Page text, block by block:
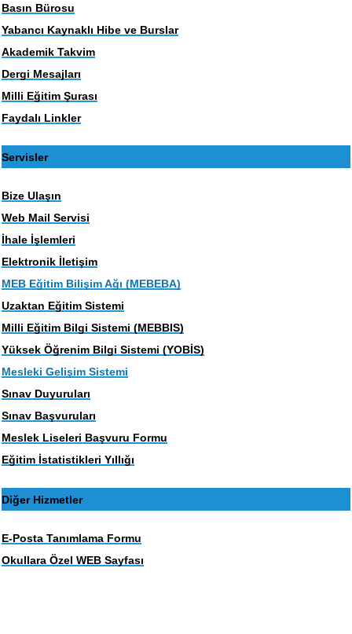
Basın Bürosu
Yabancı Kaynaklı Hibe ve Burslar
Akademik Takvim
Dergi Mesajları
Milli Eğitim Şurası
Faydalı Linkler
Servisler
Bize Ulaşın
Web Mail Servisi
İhale İşlemleri
Elektronik İletişim
MEB Eğitim Bilişim Ağı (MEBEBA)
Uzaktan Eğitim Sistemi
Milli Eğitim Bilgi Sistemi (MEBBIS)
Yüksek Öğrenim Bilgi Sistemi (YOBİS)
Mesleki Gelişim Sistemi
Sınav Duyuruları
Sınav Başvuruları
Meslek Liseleri Başvuru Formu
Eğitim İstatistikleri Yıllığı
Diğer Hizmetler
E-Posta Tanımlama Formu
Okullara Özel WEB Sayfası